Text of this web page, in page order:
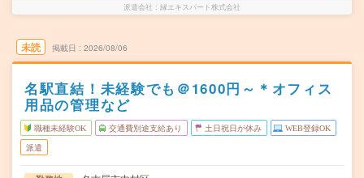
派遣会社 縁エキスパート株式会社
未読 掲載日 2026/08/06
名駅直結！未経験でも＠1600円～＊オフィス
用品の管理など
職種未経験OK 交通費別途支給あり 土日祝日が休み WEB登録OK
派遣